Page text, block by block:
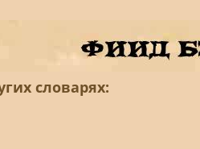
словарях: